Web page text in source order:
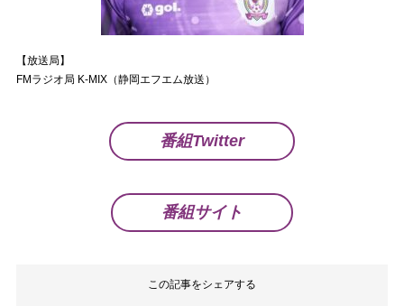
【放送局】
FMラジオ局 K-MIX（静岡エフエム放送）
番組Twitter
番組サイト
この記事をシェアする